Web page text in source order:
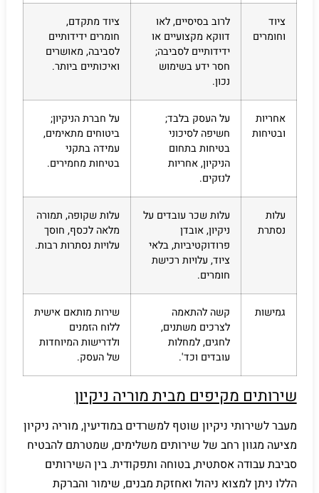
ציוד
וחומרים
לרוב בסיסיים, לאו
דווקא מקצועיים או
ידידותיים לסביבה;
חסר ידע בשימוש
נכון.
ציוד מתקדם,
חומרים ידידותיים
לסביבה, מאושרים
ואיכותיים ביותר.
אחריות
ובטיחות
על העסק בלבד;
חשיפה לסיכוני
בטיחות בתחום
הניקיון, אחריות
לנזקים.
על חברת הניקיון;
ביטוחים מתאימים,
עמידה בתקני
בטיחות מחמירים.
עלות
נסתרת
עלות שכר עובדים על
ניקיון, אובדן
פרודוקטיביות, בלאי
ציוד, עלויות רכישת
חומרים.
עלות שקופה, תמורה
מלאה לכסף, חוסך
עלויות נסתרות רבות.
גמישות
קשה להתאמה
לצרכים משתנים,
לחגים, למחלות
עובדים וכד'.
שירות מותאם אישית
ללוח הזמנים
ולדרישות המיוחדות
של העסק.
שירותים מקיפים מבית מוריה ניקיון
מעבר לשירותי ניקיון שוטף למשרדים במודיעין, מוריה ניקיון
מציעה מגוון רחב של שירותים משלימים, שמטרתם להבטיח
סביבת עבודה אסתטית, בטוחה ותפקודית. בין השירותים
הללו ניתן למצוא ניהול ואחזקת מבנים, שימור והברקת